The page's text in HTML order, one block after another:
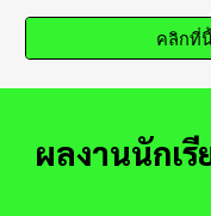
คลิกที่
ผลงานนักเรี